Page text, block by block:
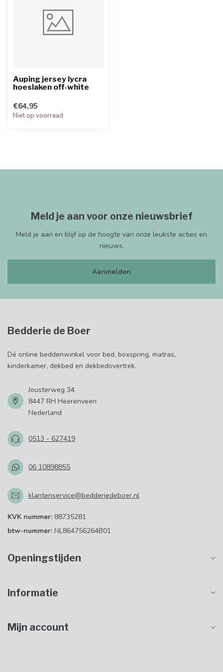
Auping jersey lycra
hoeslaken off-white
€64,95
Niet op voorraad
Meld je aan voor onze nieuwsbrief
Meld je aan en blijf op de hoogte van onze leukste acties en
nieuws.
Aanmelden
Bedderie de Boer
Dé online beddenwinkel voor bed, boxspring, matras,
kinderkamer, dekbed en dekbedovertrek.
Jousterweg 34
8447 RH Heerenveen
Nederland
0513 - 627419
06 10898855
klantenservice@bedderiedeboer.nl
KVK nummer: 88735281
btw-nummer: NL864756264B01
Openingstijden
Informatie
Mijn account